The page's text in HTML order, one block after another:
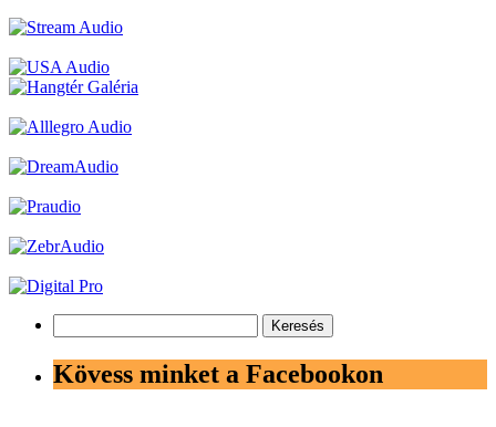
Kövess minket a Facebookon